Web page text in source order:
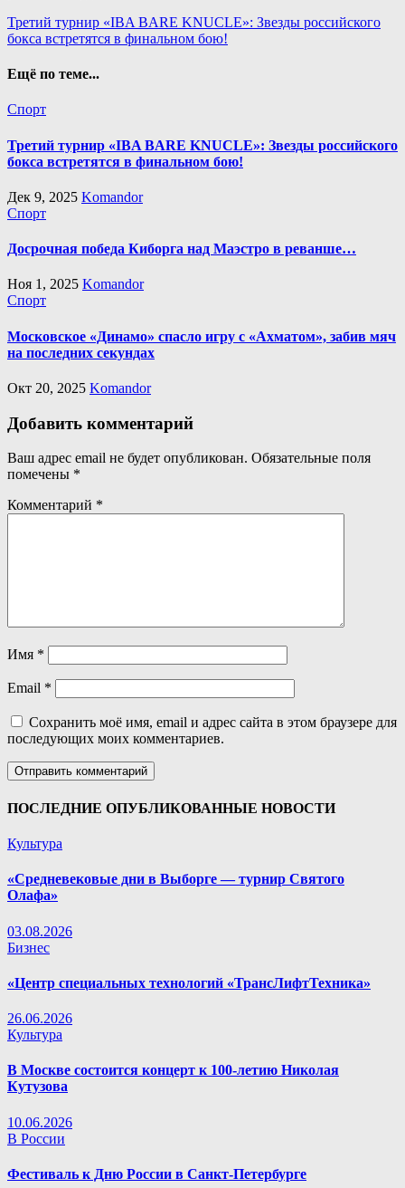
Навигация
по
записям
Третий турнир «IBA BARE KNUCLE»: Звезды российского
бокса встретятся в финальном бою!
Ещё по теме...
Спорт
Третий турнир «IBA BARE KNUCLE»: Звезды российского
бокса встретятся в финальном бою!
Дек 9, 2025 Komandor
Спорт
Досрочная победа Киборга над Маэстро в реванше…
Ноя 1, 2025 Komandor
Спорт
Московское «Динамо» спасло игру с «Ахматом», забив мяч
на последних секундах
Окт 20, 2025 Komandor
Добавить комментарий
Ваш адрес email не будет опубликован. Обязательные поля
помечены *
Комментарий *
Имя *
Email *
Сохранить моё имя, email и адрес сайта в этом браузере для
последующих моих комментариев.
ПОСЛЕДНИЕ ОПУБЛИКОВАННЫЕ НОВОСТИ
Культура
«Средневековые дни в Выборге — турнир Святого
Олафа»
03.08.2026
Бизнес
«Центр специальных технологий «ТрансЛифтТехника»
26.06.2026
Культура
В Москве состоится концерт к 100-летию Николая
Кутузова
10.06.2026
В России
Фестиваль к Дню России в Санкт-Петербурге